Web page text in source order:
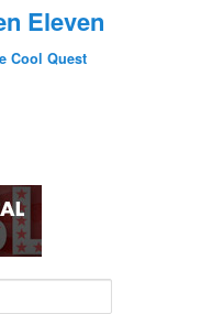
Eleven
Cool Quest